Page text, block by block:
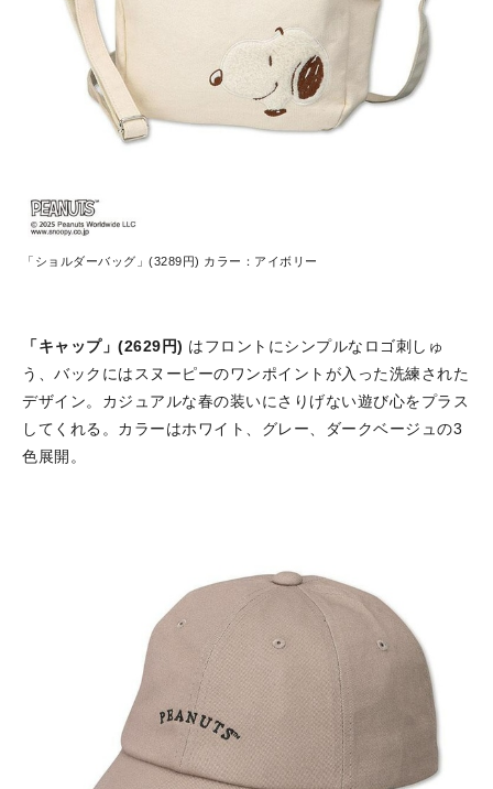
「ショルダーバッグ」(3289円) カラー：アイボリー
「キャップ」(2629円) はフロントにシンプルなロゴ刺しゅ
う、バックにはスヌーピーのワンポイントが入った洗練された
デザイン。カジュアルな春の装いにさりげない遊び心をプラス
してくれる。カラーはホワイト、グレー、ダークベージュの3
色展開。